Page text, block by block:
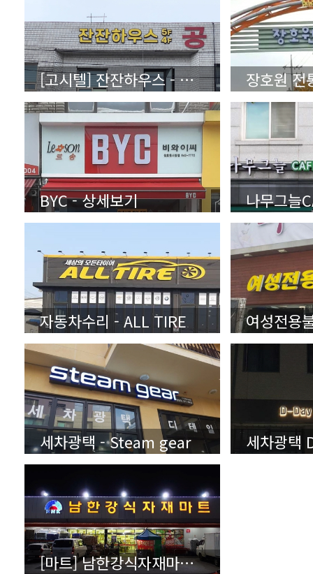
[고시텔] 잔잔하우스 - 상세보기
BYC - 상세보기
자동차수리 - ALL TIRE
세차광택 - Steam gear
[마트] 남한강식자재마트 - 상세보기